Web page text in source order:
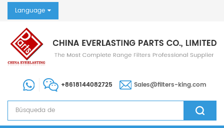
Language
+8618144082725 Sales@filters-king.com